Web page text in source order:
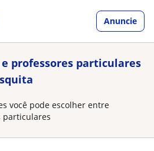
Anuncie
professores particulares
você pode escolher entre
particulares